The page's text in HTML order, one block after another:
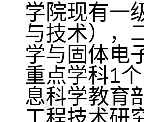
学院现有一
与技术），
学与固体电
重点学科1
息科学教育